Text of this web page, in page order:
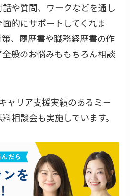
や質問、ワークなどを通し
的にサポートしてくれま
、履歴書や職務経歴書の作
般のお悩みももちろん相談
ャリア支援実績のあるミー
相談会も実施しています。